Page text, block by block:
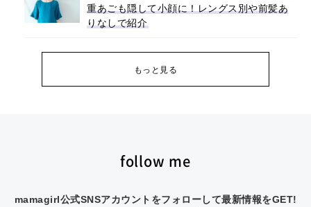
重あごも隠して小顔に！レングス別や前髪あ
りなしで紹介
もっと見る
follow me
mamagirl公式SNSアカウントをフォローして最新情報をGET!